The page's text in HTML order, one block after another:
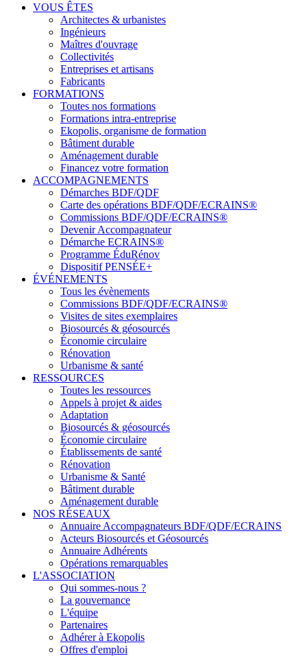
VOUS ÊTES
Architectes & urbanistes
Ingénieurs
Maîtres d'ouvrage
Collectivités
Entreprises et artisans
Fabricants
FORMATIONS
Toutes nos formations
Formations intra-entreprise
Ekopolis, organisme de formation
Bâtiment durable
Aménagement durable
Financez votre formation
ACCOMPAGNEMENTS
Démarches BDF/QDF
Carte des opérations BDF/QDF/ECRAINS®
Commissions BDF/QDF/ECRAINS®
Devenir Accompagnateur
Démarche ECRAINS®
Programme ÉduRénov
Dispositif PENSÉE+
ÉVÉNEMENTS
Tous les évènements
Commissions BDF/QDF/ECRAINS®
Visites de sites exemplaires
Biosourcés & géosourcés
Économie circulaire
Rénovation
Urbanisme & santé
RESSOURCES
Toutes les ressources
Appels à projet & aides
Adaptation
Biosourcés & géosourcés
Économie circulaire
Établissements de santé
Rénovation
Urbanisme & Santé
Bâtiment durable
Aménagement durable
NOS RÉSEAUX
Annuaire Accompagnateurs BDF/QDF/ECRAINS
Acteurs Biosourcés et Géosourcés
Annuaire Adhérents
Opérations remarquables
L'ASSOCIATION
Qui sommes-nous ?
La gouvernance
L'équipe
Partenaires
Adhérer à Ekopolis
Offres d'emploi